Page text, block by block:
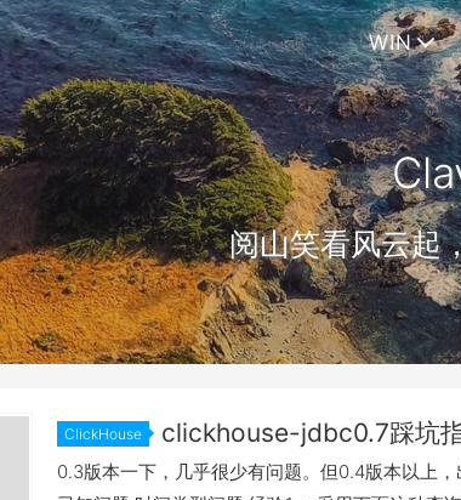
WIN
阅山笑看风云起
ClickHouse clickhouse-jdbc0.7踩坑
0.3版本一下，几乎很少有问题。但0.4版本以上，